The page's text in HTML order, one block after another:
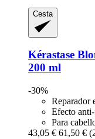
Cesta
Kérastase
200 ml
-30%
Reparador
Efecto
Para
43,05 € 61,50 €